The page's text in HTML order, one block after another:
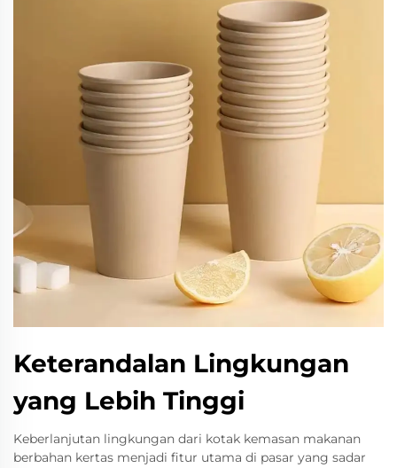
Keterandalan Lingkungan
yang Lebih Tinggi
Keberlanjutan lingkungan dari kotak kemasan makanan
berbahan kertas menjadi fitur utama di pasar yang sadar